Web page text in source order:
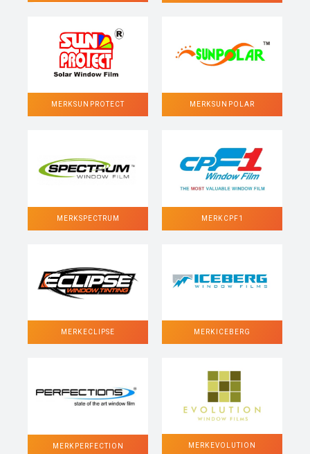
MERK SUN PROTECT MERK SUN POLAR
MERK SPECTRUM MERK CPF1
MERK ECLIPSE MERK ICEBERG
MERK PERFECTION MERK EVOLUTION